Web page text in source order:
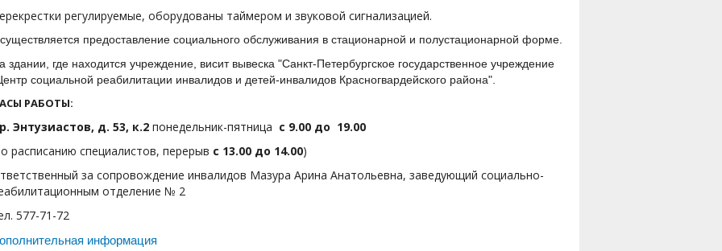
регулируемые, оборудованы таймером и звуковой сигнализацией.
предоставление социального обслуживания в стационарной и полустационарной форме.
здании, где находится учреждение, висит вывеска "Санкт-Петербургское государственное учреждение
социальной реабилитации инвалидов и детей-инвалидов Красногвардейского района".
РАБОТЫ:
Энтузиастов, д. 53, к.2 понедельник-пятница с 9.00 до 19.00
расписанию специалистов, перерыв с 13.00 до 14.00)
за сопровождение инвалидов Мазура Арина Анатольевна, заведующий социально-
отделение № 2
577-71-72
информация